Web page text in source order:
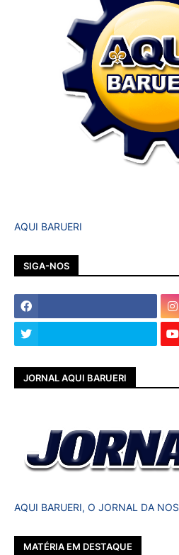
AQUI BARUERI
SIGA-NOS
JORNAL AQUI BARUERI
AQUI BARUERI, O JORNAL DA
MATÉRIA EM DESTAQUE